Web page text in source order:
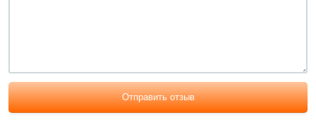
Отправить отзыв